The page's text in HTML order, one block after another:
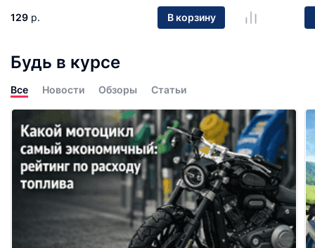
129 р. В корзину
Будь в курсе
Все Новости Обзоры Статьи